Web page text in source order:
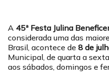
A 45ª Festa Julina
considerada uma das
Brasil, acontece de 8 de
Municipal, de quarta a
aos sábados, domingos e